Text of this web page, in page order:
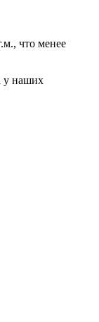
что менее
у наших